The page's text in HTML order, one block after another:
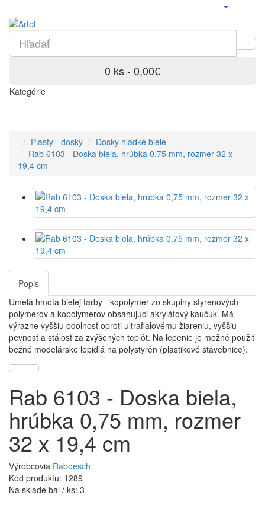
0 ks - 0,00€
Kategórie
Plasty - dosky
Dosky hladké biele
Rab 6103 - Doska biela, hrúbka 0,75 mm, rozmer 32 x
19,4 cm
Popis
Umelá hmota bielej farby - kopolymer zo skupiny styrenových
polymerov a kopolymerov obsahujúci akrylátový kaučuk. Má
výrazne vyššiu odolnosť oproti ultrafialovému žiareniu, vyššiu
pevnosť a stálosť za zvýšených teplôt. Na lepenie je možné použiť
bežné modelárske lepidlá na polystyrén (plastikové stavebnice).
Rab 6103 - Doska biela,
hrúbka 0,75 mm, rozmer
32 x 19,4 cm
Výrobcovia Raboesch
Kód produktu: 1289
Na sklade bal / ks: 3